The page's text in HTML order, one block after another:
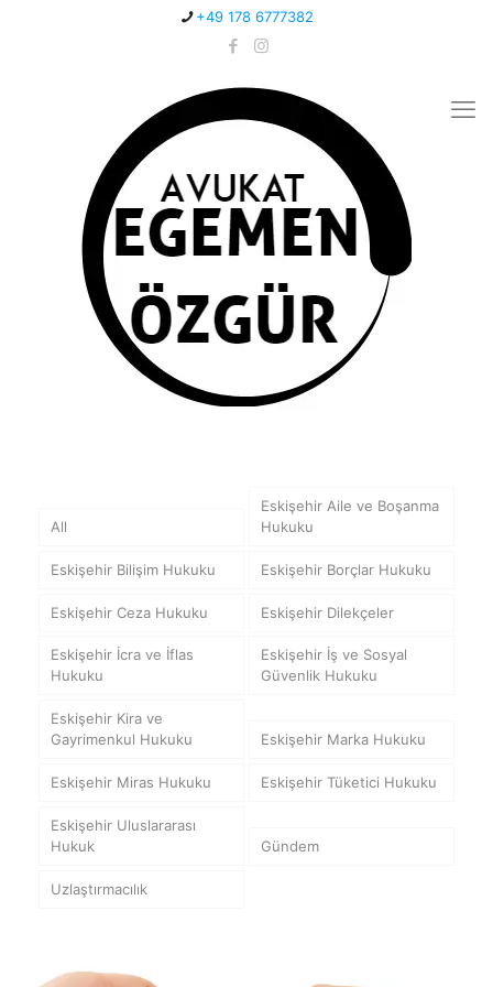
+49 178 6777382
All
Eskişehir Aile ve Boşanma
Hukuku
Eskişehir Bilişim Hukuku Eskişehir Borçlar Hukuku
Eskişehir Ceza Hukuku Eskişehir Dilekçeler
Eskişehir İcra ve İflas
Hukuku
Eskişehir İş ve Sosyal
Güvenlik Hukuku
Eskişehir Kira ve
Gayrimenkul Hukuku
Eskişehir Marka Hukuku
Eskişehir Miras Hukuku Eskişehir Tüketici Hukuku
Eskişehir Uluslararası
Hukuk
Gündem
Uzlaştırmacılık